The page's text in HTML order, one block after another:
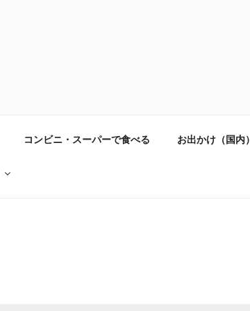
コンビニ・スーパーで食べる お出かけ（国内）